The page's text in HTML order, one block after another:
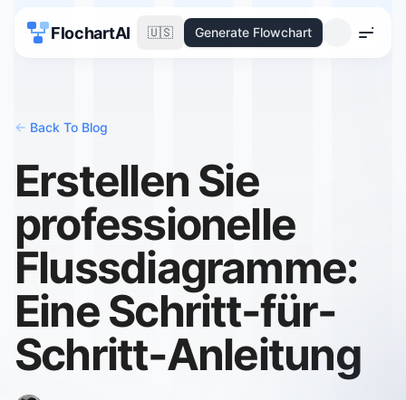
FlochartAI 🇺🇸 Generate Flowchart
Menu
<- Back To Blog
Erstellen Sie
professionelle
Flussdiagramme:
Eine Schritt-für-
Schritt-Anleitung